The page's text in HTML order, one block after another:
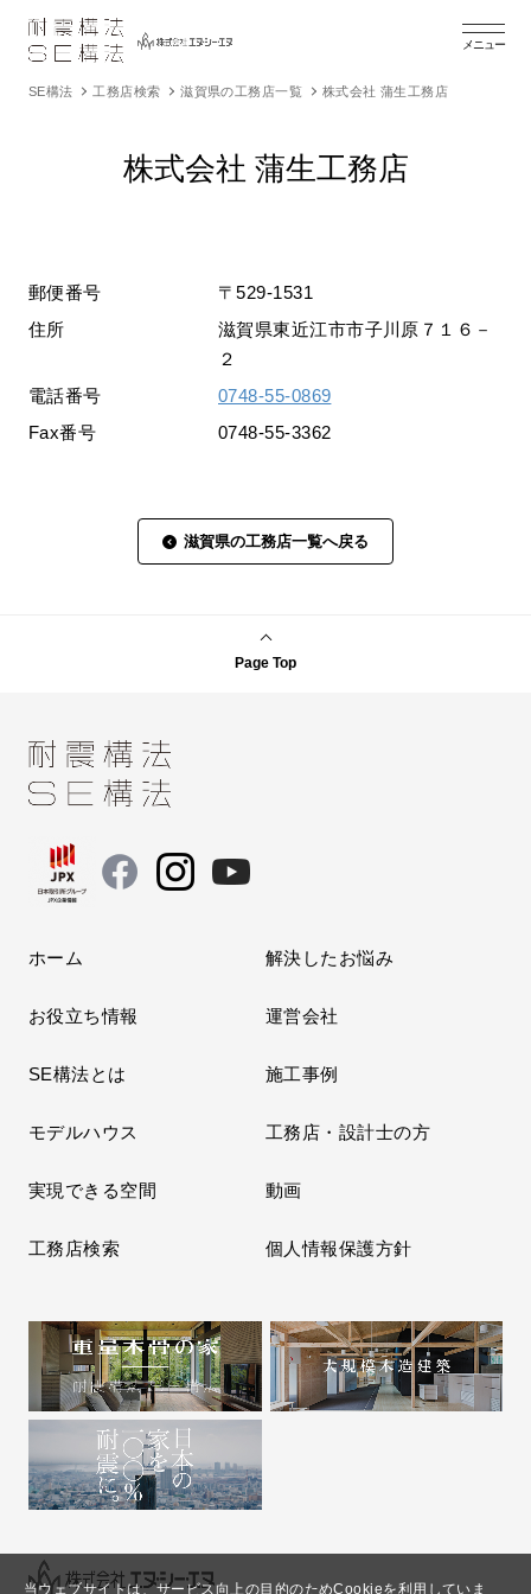
当ウェブサイトは、サービス向上の目的のためCookieを利用していま
メニュー
SE構法 工務店検索 滋賀県の工務店一覧 株式会社 蒲生工務店
株式会社 蒲生工務店
郵便番号
〒529-1531
住所
滋賀県東近江市市子川原７１６－
２
電話番号
0748-55-0869
Fax番号
0748-55-3362
滋賀県の工務店一覧へ戻る
Page Top
ホーム 解決したお悩み
お役立ち情報 運営会社
SE構法とは 施工事例
モデルハウス 工務店・設計士の方
実現できる空間 動画
工務店検索 個人情報保護方針